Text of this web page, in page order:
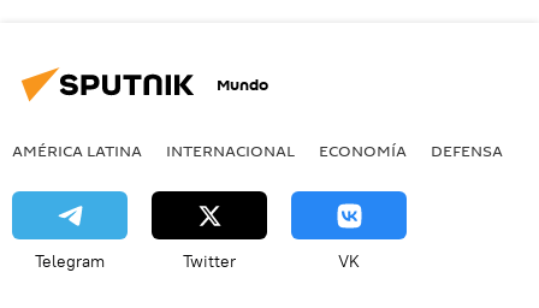
Mundo
AMÉRICA LATINA INTERNACIONAL ECONOMÍA DEFENSA
Telegram Twitter VK